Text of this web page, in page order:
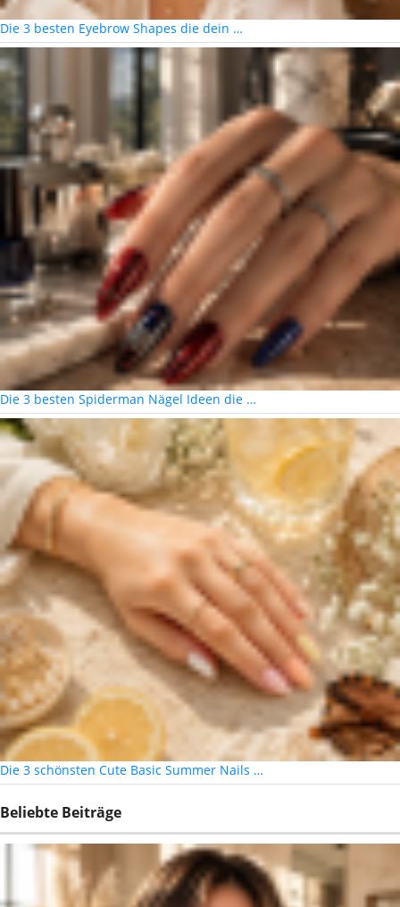
Die 3 besten Eyebrow Shapes die dein …
Die 3 besten Spiderman Nägel Ideen die …
Die 3 schönsten Cute Basic Summer Nails …
Beliebte Beiträge